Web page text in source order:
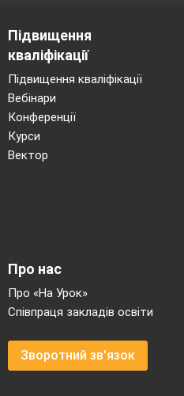
Підвищення
кваліфікації
Підвищення кваліфікації
Вебінари
Конференції
Курси
Вектор
Про нас
Про «На Урок»
Співпраця закладів освіти
Зворотний зв'язок